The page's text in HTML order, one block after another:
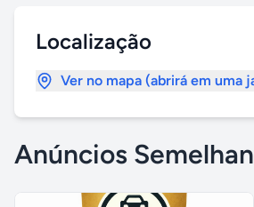
Localização
Ver no mapa (abrirá em uma
Anúncios